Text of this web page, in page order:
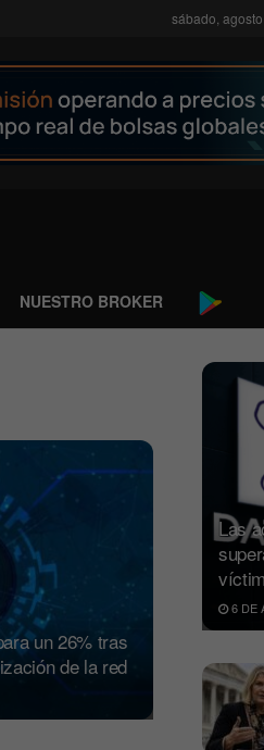
sábado,
NUESTRO BROKER
un 26% tras
de la red
Las
6 DE